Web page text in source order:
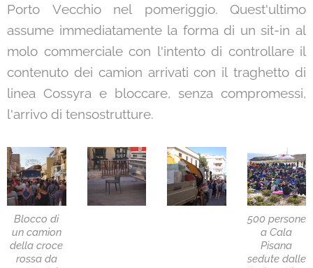
Porto Vecchio nel pomeriggio. Quest'ultimo
assume immediatamente la forma di un sit-in al
molo commerciale con l'intento di controllare il
contenuto dei camion arrivati con il traghetto di
linea Cossyra e bloccare, senza compromessi,
l'arrivo di tensostrutture.
Blocco di
un camion
della croce
rossa da
500 persone
a Cala
Pisana
sedute dalle